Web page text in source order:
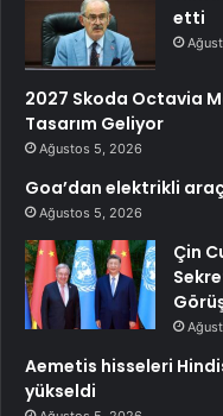
etti
2027 Skoda Octavia
Tasarım Geliyor
Ağustos 5, 2026
Goa’dan elektrikli
Ağustos 5, 2026
Çin
Aemetis hisseleri
yükseldi